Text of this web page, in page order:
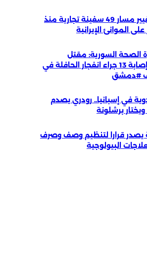
سنتكوم: تغيير مسار 49 سفينة تجارية منذ
الموانئ الإيرانية
الصحة السورية: مقتل
شخصين وإصابة 13 جراء انفجار الحافلة في
#دمشق
في إسبانيا.. رودري يصدم
برشلونة
يصدر قرارا لتنظيم وصف وصرف
البيولوجية